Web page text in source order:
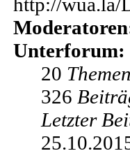
http://wua.la/
Unterforum:
20
326
Letzter